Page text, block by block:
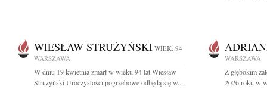
WIESŁAW STRUŻYŃSKI WIEK: 94
WARSZAWA
W dniu 19 kwietnia zmarł w wieku 94 lat Wiesław
Strużyński Uroczystości pogrzebowe odbędą się w...
WARSZAWA
Z głębokim
2026 roku w